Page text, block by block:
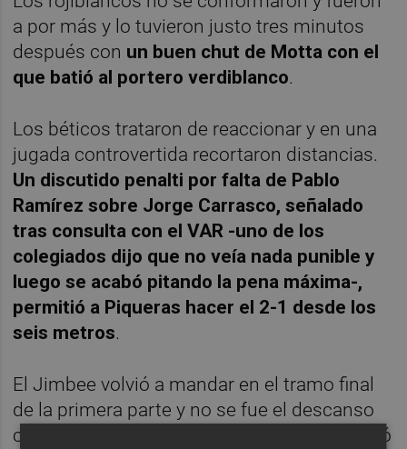
a por más y lo tuvieron justo tres minutos
después con un buen chut de Motta con el
que batió al portero verdiblanco.
Los béticos trataron de reaccionar y en una
jugada controvertida recortaron distancias.
Un discutido penalti por falta de Pablo
Ramírez sobre Jorge Carrasco, señalado
tras consulta con el VAR -uno de los
colegiados dijo que no veía nada punible y
luego se acabó pitando la pena máxima-,
permitió a Piqueras hacer el 2-1 desde los
seis metros.
El Jimbee volvió a mandar en el tramo final
de la primera parte y no se fue el descanso
con el 1-3 porque Raúl Jiménez se lo impidió